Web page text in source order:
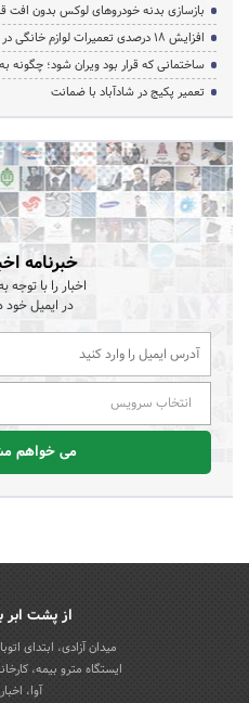
بازسازی بدنه خودروهای لوکس بدون افت
افزایش ۱۸ درصدی تعمیرات لوازم خانگی در اصفهان تعمیر
ساختمانی که قرار بود ویران شود؛ چگونه
تعمیر پکیج در شادآباد با ضمانت
خبرنامه
اخبار را با توجه
در ایمیل خود
انتخاب سرویس
می خواهم
از پشت ابر
میدان آزادی، ابتدای
ایستگاه مترو بیمه،
آوا،